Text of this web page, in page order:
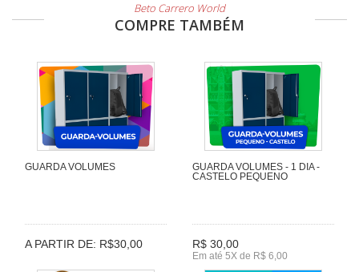
Beto Carrero World
COMPRE TAMBÉM
GUARDA VOLUMES
A PARTIR DE: R$30,00
GUARDA VOLUMES - 1 DIA -
CASTELO PEQUENO
R$ 30,00
Em até 5X de R$ 6,00